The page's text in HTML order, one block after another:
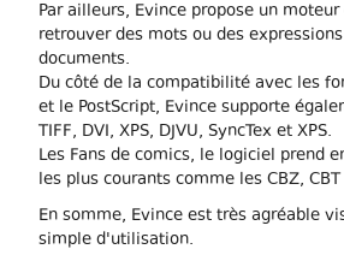
Par ailleurs, Evince propose un
retrouver des mots ou des
documents.
Du côté de la compatibilité avec les
et le PostScript, Evince supporte
TIFF, DVI, XPS, DJVU, SyncTex et XPS.
Les Fans de comics, le logiciel prend
les plus courants comme les CBZ, CBT
En somme, Evince est très agréable
simple d'utilisation.